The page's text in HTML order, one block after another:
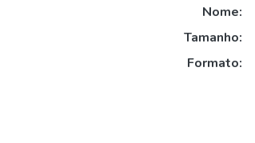
Nome:
Tamanho:
Formato: